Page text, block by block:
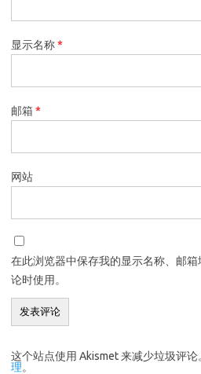
显示名称*
邮箱*
网站
在此浏览器中保存我的显示名称、邮
论时使用。
这个站点使用 Akismet 来减少垃圾评论
理。